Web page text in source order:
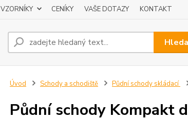
VZORNÍKY CENÍKY VAŠE DOTAZY KONTAKT
Úvod Schody a schodiště Půdní schody skládací
Půdní schody Kompakt